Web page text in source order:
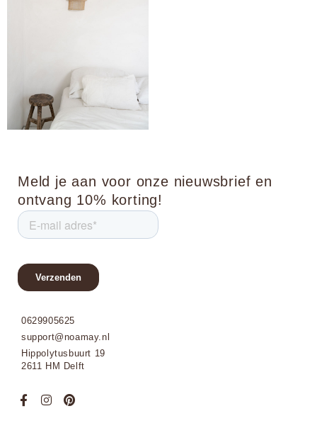
Meld je aan voor onze nieuwsbrief en
ontvang 10% korting!
0629905625
support@noamay.nl
Hippolytusbuurt 19
2611 HM Delft